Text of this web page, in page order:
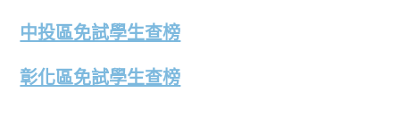
中投區免試學生查榜
彰化區免試學生查榜